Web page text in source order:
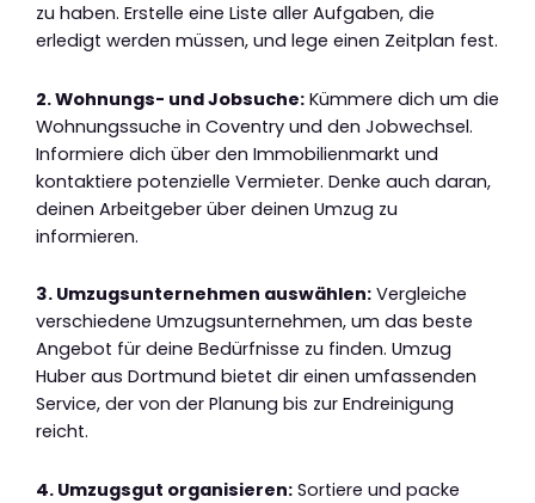
zu haben. Erstelle eine Liste aller Aufgaben, die
erledigt werden müssen, und lege einen Zeitplan fest.
2. Wohnungs- und Jobsuche: Kümmere dich um die
Wohnungssuche in Coventry und den Jobwechsel.
Informiere dich über den Immobilienmarkt und
kontaktiere potenzielle Vermieter. Denke auch daran,
deinen Arbeitgeber über deinen Umzug zu
informieren.
3. Umzugsunternehmen auswählen: Vergleiche
verschiedene Umzugsunternehmen, um das beste
Angebot für deine Bedürfnisse zu finden. Umzug
Huber aus Dortmund bietet dir einen umfassenden
Service, der von der Planung bis zur Endreinigung
reicht.
4. Umzugsgut organisieren: Sortiere und packe